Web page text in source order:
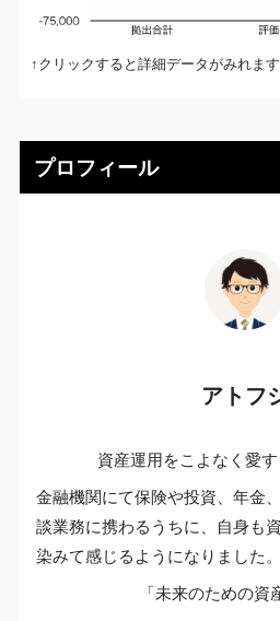
↑クリックすると詳細データがみれます
プロフィール
アトフ
資産運用をこよなく愛
金融機関にて保険や投資、年金
談業務に携わるうちに、自身も
染みて感じるようになりました。
「未来のための資